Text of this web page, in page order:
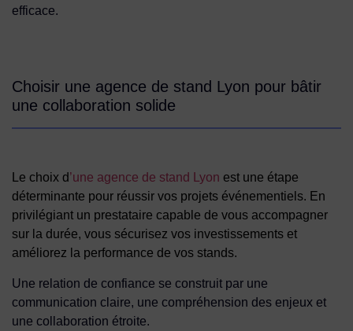
efficace.
Choisir une agence de stand Lyon pour bâtir
une collaboration solide
Le choix d’une agence de stand Lyon est une étape
déterminante pour réussir vos projets événementiels. En
privilégiant un prestataire capable de vous accompagner
sur la durée, vous sécurisez vos investissements et
améliorez la performance de vos stands.
Une relation de confiance se construit par une
communication claire, une compréhension des enjeux et
une collaboration étroite.